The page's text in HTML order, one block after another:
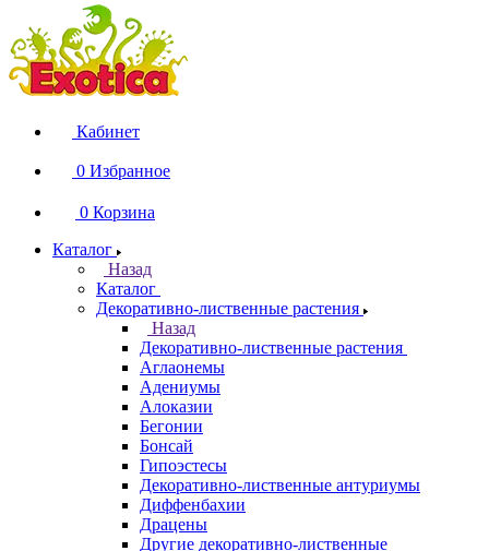
Кабинет
0 Избранное
0 Корзина
Каталог
Назад
Каталог
Декоративно-лиственные растения
Назад
Декоративно-лиственные растения
Аглаонемы
Адениумы
Алоказии
Бегонии
Бонсай
Гипоэстесы
Декоративно-лиственные антуриумы
Диффенбахии
Драцены
Другие декоративно-лиственные